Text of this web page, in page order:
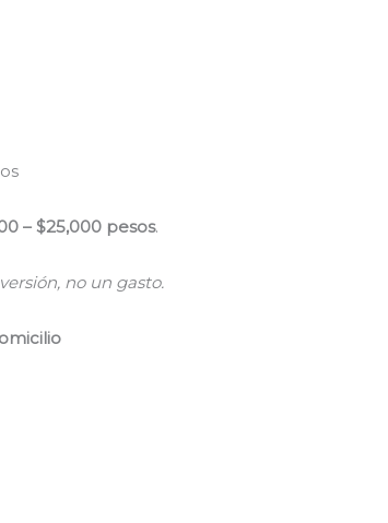
– $25,000 pesos.
no un gasto.